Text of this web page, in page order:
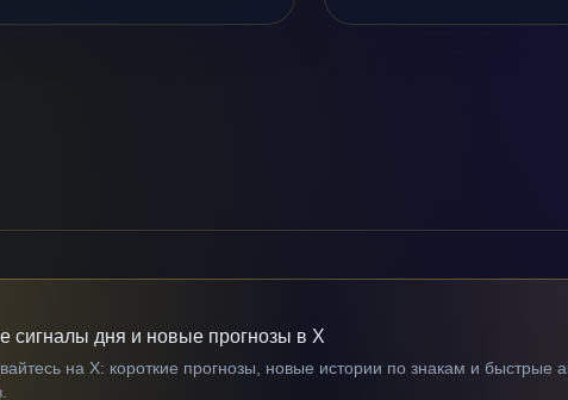
сигналы дня и новые прогнозы в X
на X: короткие прогнозы, новые истории по знакам и быстрые